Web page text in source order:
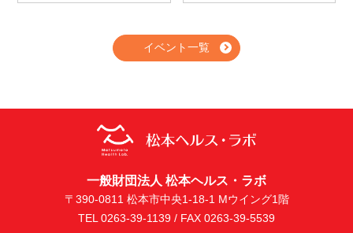
イベント一覧
一般財団法人 松本ヘルス・ラボ
〒390-0811 松本市中央1-18-1 Mウイング1階
TEL 0263-39-1139 / FAX 0263-39-5539